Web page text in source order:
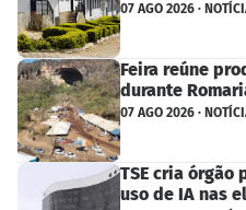
07 AGO 2026 ·
Feira reúne
durante
07 AGO 2026 ·
TSE cria órgão
uso de IA nas